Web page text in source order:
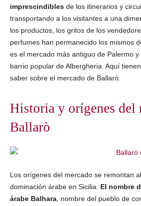
imprescindibles de los itinerarios y
transportando a los visitantes a una
los productos, los gritos de los
perfumes han permanecido los mismos
es el mercado más antiguo de Palermo
barrio popular de Albergheria. Aquí
saber sobre el mercado de Ballarò.
Historia y orígenes del
Ballarò
Los orígenes del mercado se remontan al
dominación árabe en Sicilia. El nombre
árabe Balhara , nombre del pueblo de